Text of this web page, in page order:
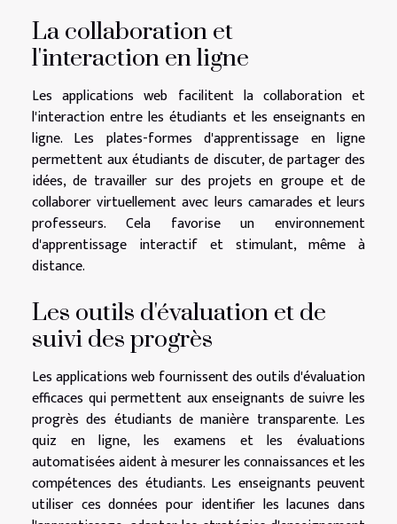
La collaboration et
l'interaction en ligne
Les applications web facilitent la collaboration et
l'interaction entre les étudiants et les enseignants en
ligne. Les plates-formes d'apprentissage en ligne
permettent aux étudiants de discuter, de partager des
idées, de travailler sur des projets en groupe et de
collaborer virtuellement avec leurs camarades et leurs
professeurs. Cela favorise un environnement
d'apprentissage interactif et stimulant, même à
distance.
Les outils d'évaluation et de
suivi des progrès
Les applications web fournissent des outils d'évaluation
efficaces qui permettent aux enseignants de suivre les
progrès des étudiants de manière transparente. Les
quiz en ligne, les examens et les évaluations
automatisées aident à mesurer les connaissances et les
compétences des étudiants. Les enseignants peuvent
utiliser ces données pour identifier les lacunes dans